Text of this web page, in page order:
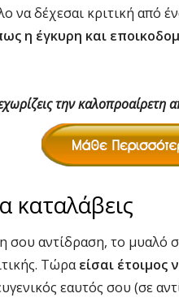
να δέχεσαι κριτική από
η έγκυρη και
την καλοπροαίρετη
καταλάβεις
σου αντίδραση, το μυαλό
Τώραείσαι έτοιμος
εαυτός σου (σε